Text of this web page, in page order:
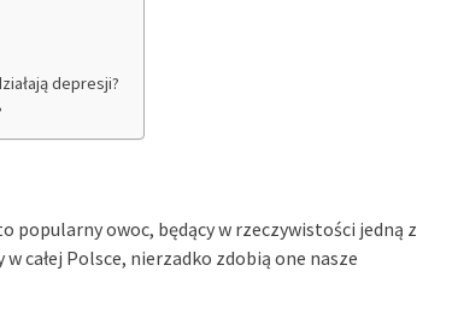
depresji?
popularny owoc, będący w rzeczywistości jedną z
całej Polsce, nierzadko zdobią one nasze